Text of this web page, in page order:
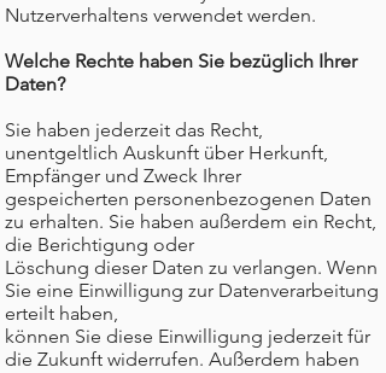
Nutzerverhaltens verwendet werden.
Welche Rechte haben Sie bezüglich Ihrer
Daten?
Sie haben jederzeit das Recht,
unentgeltlich Auskunft über Herkunft,
Empfänger und Zweck Ihrer
gespeicherten personenbezogenen Daten
zu erhalten. Sie haben außerdem ein Recht,
die Berichtigung oder
Löschung dieser Daten zu verlangen. Wenn
Sie eine Einwilligung zur Datenverarbeitung
erteilt haben,
können Sie diese Einwilligung jederzeit für
die Zukunft widerrufen. Außerdem haben